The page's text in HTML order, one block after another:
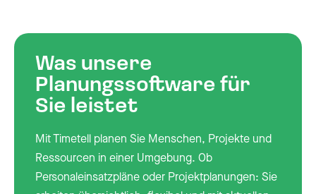
Was unsere
Planungssoftware für
Sie leistet
Mit Timetell planen Sie Menschen, Projekte und
Ressourcen in einer Umgebung. Ob
Personaleinsatzpläne oder Projektplanungen: Sie